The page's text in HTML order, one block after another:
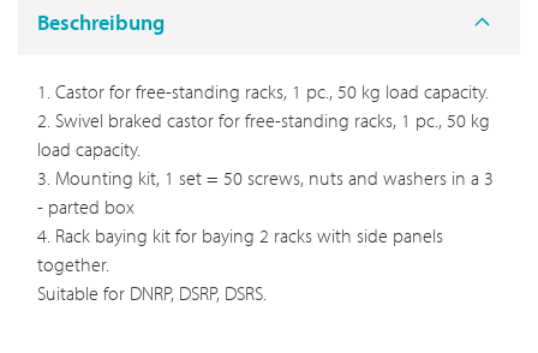
Beschreibung
1. Castor for free-standing racks, 1 pc., 50 kg load capacity.
2. Swivel braked castor for free-standing racks, 1 pc., 50 kg
load capacity.
3. Mounting kit, 1 set = 50 screws, nuts and washers in a 3
- parted box
4. Rack baying kit for baying 2 racks with side panels
together.
Suitable for DNRP, DSRP, DSRS.